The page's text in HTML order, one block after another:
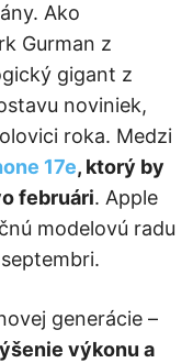
Ako
Gurman z
gigant z
noviniek,
roka. Medzi
17e, ktorý by
februári. Apple
modelovú radu
generácie –
výkonu a